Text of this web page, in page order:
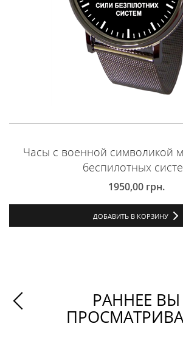
Часы с военной символикой
беспилотных
1950,00 грн.
ДОБАВИТЬ В КОРЗИНУ
РАННЕЕ ВЫ